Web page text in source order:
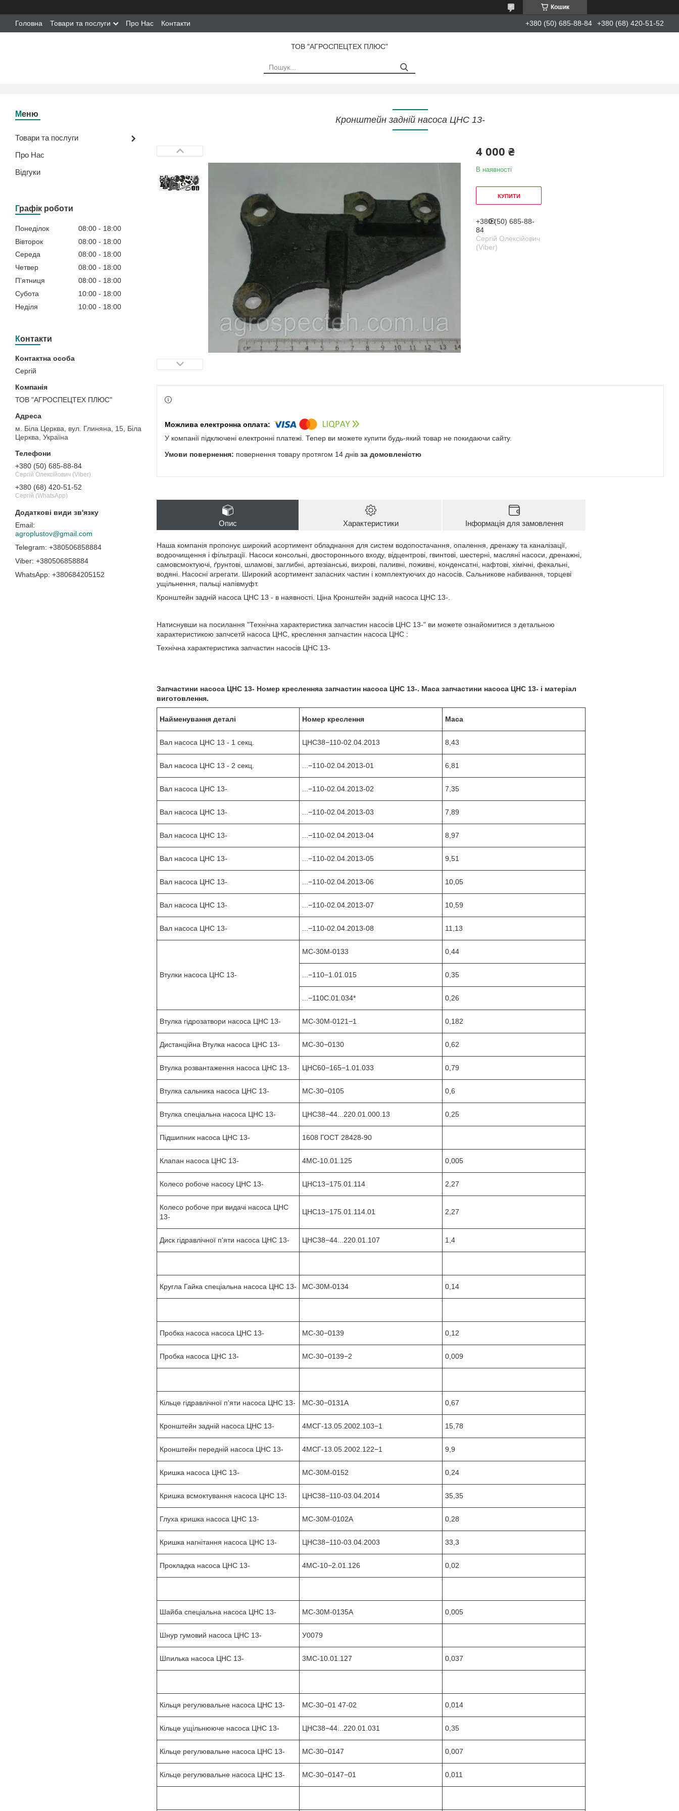
Кошик
Головна Товари та послуги Про Нас Контакти +380 (50) 685-88-84 +380 (68) 420-51-52
ТОВ "АГРОСПЕЦТЕХ ПЛЮС"
Товари та послуги
Про Нас
Відгуки
Графік роботи
Понеділок 08:00
18:00
Вівторок
08:00
18:00
Середа
08:00
18:00
Четвер
08:00
18:00
Пʼятниця
08:00
18:00
Субота
10:00
18:00
Неділя
10:00 18:00
Контакти
Сергій
ТОВ "АГРОСПЕЦТЕХ ПЛЮС"
м. Біла Церква, вул. Глиняна, 15, Біла
Церква, Україна
+380 (50) 685-88-84
Сергій Олексійович (Viber)
+380 (68) 420-51-52
Сергій (WhatsApp)
agroplustov@gmail.com
+380506858884
+380506858884
+380684205152
Кронштейн задній насоса ЦНС 13-
4 000 ₴
В наявності
КУПИТИ
+380 (50) 685-88-
84
Сергій Олексійович
(Viber)
У компанії підключені електронні платежі. Тепер ви можете купити будь-який товар не покидаючи сайту.
повернення товару протягом 14 днів за домовленістю
Опис Характеристики Інформація для замовлення
Наша компанія пропонує широкий асортимент обладнання для систем водопостачання, опалення, дренажу та каналізації,
водоочищення і фільтрації. Насоси консольні, двостороннього входу, відцентрові, гвинтові, шестерні, масляні насоси, дренажні,
самовсмоктуючі, ґрунтові, шламові, заглибні, артезіанські, вихрові, паливні, поживні, конденсатні, нафтові, хімічні, фекальні,
водяні. Насосні агрегати. Широкий асортимент запасних частин і комплектуючих до насосів. Сальникове набивання, торцеві
ущільнення, пальці напівмуфт.
Кронштейн задній насоса ЦНС 13 - в наявності. Ціна Кронштейн задній насоса ЦНС 13-.
Натиснувши на посилання "Технічна характеристика запчастин насосів ЦНС 13-" ви можете ознайомитися з детальною
характеристикою запчсетй насоса ЦНС, креслення запчастин насоса ЦНС :
Технічна характеристика запчастин насосів ЦНС 13-
Запчастини насоса ЦНС 13- Номер кресленняа запчастин насоса ЦНС 13-. Маса запчастини насоса ЦНС 13- і матеріал
виготовлення.
Найменування деталі Номер креслення Маса
Вал насоса ЦНС 13 - 1 секц. ЦНС38−110-02.04.2013 8,43
Вал насоса ЦНС 13 - 2 секц. ...−110-02.04.2013-01 6,81
Вал насоса ЦНС 13- ...−110-02.04.2013-02 7,35
Вал насоса ЦНС 13- ...−110-02.04.2013-03 7,89
Вал насоса ЦНС 13- ...−110-02.04.2013-04 8,97
Вал насоса ЦНС 13- ...−110-02.04.2013-05 9,51
Вал насоса ЦНС 13- ...−110-02.04.2013-06 10,05
Вал насоса ЦНС 13- ...−110-02.04.2013-07 10,59
Вал насоса ЦНС 13- ...−110-02.04.2013-08 11,13
Втулки насоса ЦНС 13-
МС-30М-0133 0,44
...−110−1.01.015 0,35
...−110С.01.034* 0,26
Втулка гідрозатвори насоса ЦНС 13- МС-30М-0121−1 0,182
Дистанційна Втулка насоса ЦНС 13- МС-30−0130 0,62
Втулка розвантаження насоса ЦНС 13- ЦНС60−165−1.01.033 0,79
Втулка сальника насоса ЦНС 13- МС-30−0105 0,6
Втулка спеціальна насоса ЦНС 13- ЦНС38−44...220.01.000.13 0,25
Підшипник насоса ЦНС 13- 1608 ГОСТ 28428-90
Клапан насоса ЦНС 13- 4МС-10.01.125 0,005
Колесо робоче насосу ЦНС 13- ЦНС13−175.01.114 2,27
Колесо робоче при видачі насоса ЦНС
13-
ЦНС13−175.01.114.01 2,27
Диск гідравлічної п'яти насоса ЦНС 13- ЦНС38−44...220.01.107 1,4
Кругла Гайка спеціальна насоса ЦНС 13- МС-30М-0134 0,14
Пробка насоса насоса ЦНС 13- МС-30−0139 0,12
Пробка насоса ЦНС 13- МС-30−0139−2 0,009
Кільце гідравлічної п'яти насоса ЦНС 13- МС-30−0131А 0,67
Кронштейн задній насоса ЦНС 13- 4МСГ-13.05.2002.103−1 15,78
Кронштейн передній насоса ЦНС 13- 4МСГ-13.05.2002.122−1 9,9
Кришка насоса ЦНС 13- МС-30М-0152 0,24
Кришка всмоктування насоса ЦНС 13- ЦНС38−110-03.04.2014 35,35
Глуха кришка насоса ЦНС 13- МС-30М-0102А 0,28
Кришка нагнітання насоса ЦНС 13- ЦНС38−110-03.04.2003 33,3
Прокладка насоса ЦНС 13- 4МС-10−2.01.126 0,02
Шайба спеціальна насоса ЦНС 13- МС-30М-0135А 0,005
Шнур гумовий насоса ЦНС 13- У0079
Шпилька насоса ЦНС 13- 3МС-10.01.127 0,037
Кільця регулювальне насоса ЦНС 13- МС-30−01 47-02 0,014
Кільце ущільнююче насоса ЦНС 13- ЦНС38−44...220.01.031 0,35
Кільце регулювальне насоса ЦНС 13- МС-30−0147 0,007
Кільце регулювальне насоса ЦНС 13- МС-30−0147−01 0,011